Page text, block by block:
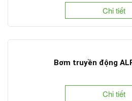
Chi tiết
Bơm truyền động
Chi tiết